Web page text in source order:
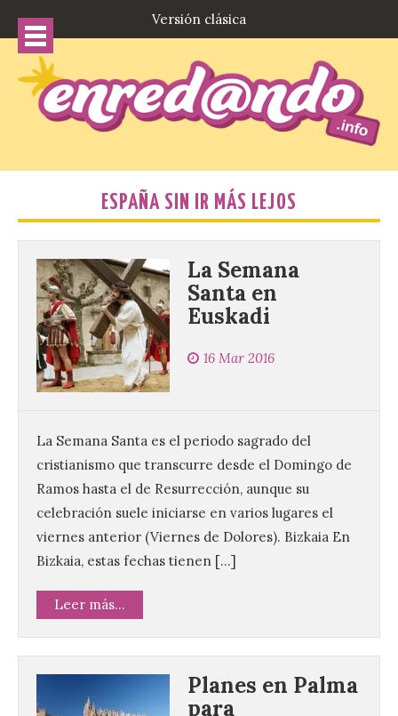
Versión clásica
ESPAÑA SIN IR MÁS LEJOS
La Semana
Santa en
Euskadi
16 Mar 2016
La Semana Santa es el periodo sagrado del
cristianismo que transcurre desde el Domingo de
Ramos hasta el de Resurrección, aunque su
celebración suele iniciarse en varios lugares el
viernes anterior (Viernes de Dolores). Bizkaia En
Bizkaia, estas fechas tienen […]
Leer más...
Planes en Palma
para